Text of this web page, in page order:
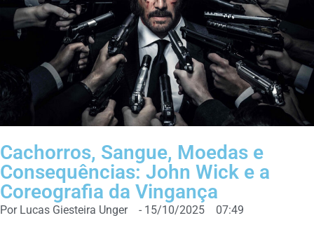
Cachorros, Sangue, Moedas e
Consequências: John Wick e a
Coreografia da Vingança
Por Lucas Giesteira Unger - 15/10/2025 07:49